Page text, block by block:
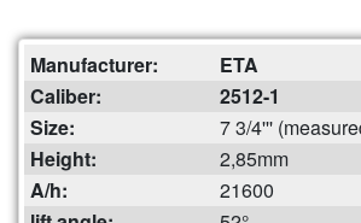
Manufacturer:
ETA
Caliber:
2512-1
Size:
7 3/4'''
Height:
2,85mm
A/h:
21600